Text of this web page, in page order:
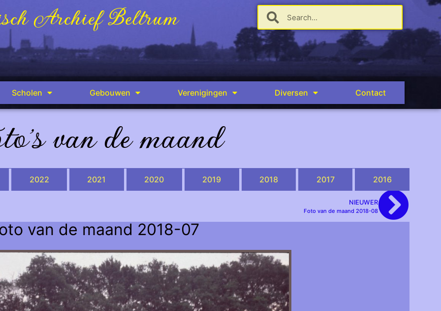
Archief Beltrum
Scholen Gebouwen Verenigingen Diversen Contact
van de maand
2022 2021 2020 2019 2018 2017 2016
NIEUWER
Foto van de maand 2018-08
van de maand 2018-07